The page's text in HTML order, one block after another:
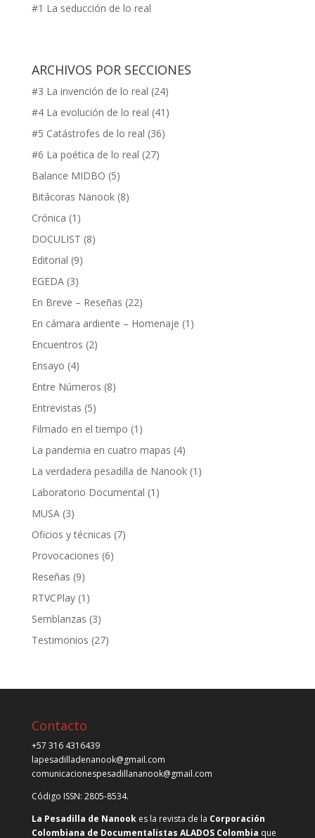
#1 La seducción de lo real
ARCHIVOS POR SECCIONES
#3 La invención de lo real (24)
#4 La evolución de lo real (41)
#5 Catástrofes de lo real (36)
#6 La poética de lo real (27)
Balance MIDBO (5)
Bitácoras Nanook(8)
Crónica (1)
DOCULIST (8)
Editorial (9)
EGEDA(3)
En Breve – Reseñas (22)
En cámara ardiente – Homenaje (1)
Encuentros (2)
Ensayo (4)
Entre Números (8)
Entrevistas (5)
Filmado en el tiempo (1)
La pandemia en cuatro mapas (4)
La verdadera pesadilla de Nanook(1)
Laboratorio Documental (1)
MUSA(3)
Oficios y técnicas (7)
Provocaciones (6)
Reseñas (9)
RTVCPlay(1)
Semblanzas (3)
Testimonios (27)
Contacto
+57 316 4316439
lapesadilladenanook@gmail.com
comunicacionespesadillananook@gmail.com
Código ISSN: 2805-8534.
La Pesadilla de Nanookes la revista de la Corporación
Colombiana de Documentalistas ALADOS Colombia que